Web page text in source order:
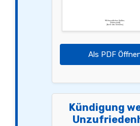
Mit freundlichen Grüßen,
[Unterschrift]
[Name des Schülers]
Als PDF
Kündigung